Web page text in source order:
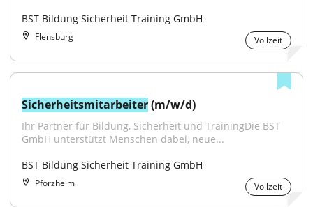
BST Bildung Sicherheit Training GmbH
Flensburg Vollzeit
Sicherheitsmitarbeiter (m/w/d)
Ihr Partner für Bildung, Sicherheit und TrainingDie BST
GmbH unterstützt Menschen dabei, neue...
BST Bildung Sicherheit Training GmbH
Pforzheim Vollzeit